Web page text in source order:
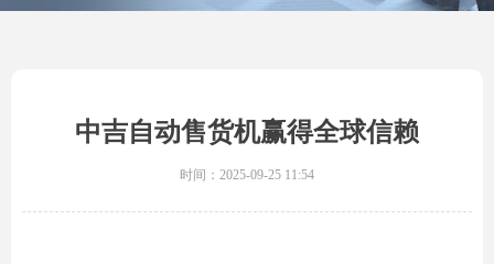
中吉自动售货机赢得全球信赖
时间： 2025-09-25 11:54